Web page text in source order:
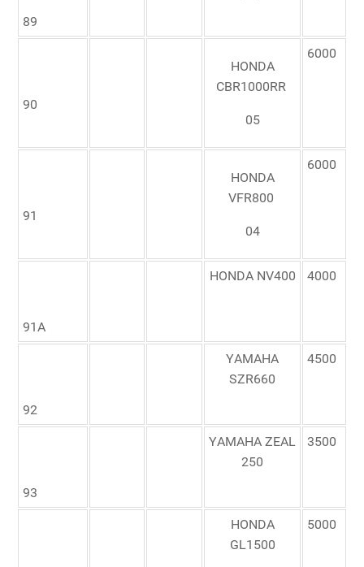
89
90
HONDA
CBR1000RR
05
6000
91
HONDA
VFR800
04
6000
91A
HONDA NV400 4000
92
YAMAHA
SZR660
4500
93
YAMAHA ZEAL
250
3500
HONDA
GL1500
5000